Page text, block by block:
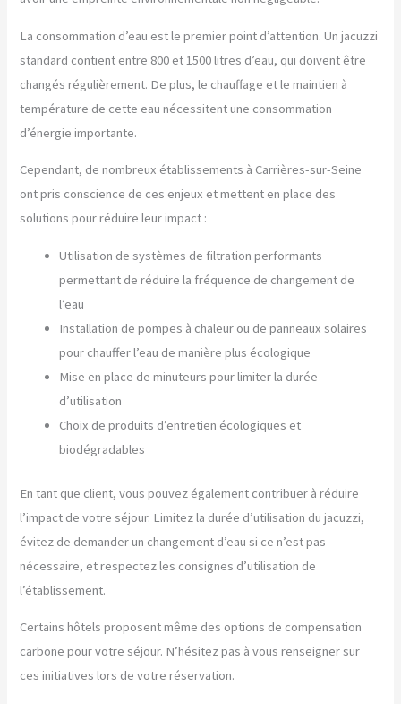
La consommation d’eau est le premier point d’attention. Un jacuzzi
standard contient entre 800 et 1500 litres d’eau, qui doivent être
changés régulièrement. De plus, le chauffage et le maintien à
température de cette eau nécessitent une consommation
d’énergie importante.
Cependant, de nombreux établissements à Carrières-sur-Seine
ont pris conscience de ces enjeux et mettent en place des
solutions pour réduire leur impact :
Utilisation de systèmes de filtration performants
permettant de réduire la fréquence de changement de
l’eau
Installation de pompes à chaleur ou de panneaux solaires
pour chauffer l’eau de manière plus écologique
Mise en place de minuteurs pour limiter la durée
d’utilisation
Choix de produits d’entretien écologiques et
biodégradables
En tant que client, vous pouvez également contribuer à réduire
l’impact de votre séjour. Limitez la durée d’utilisation du jacuzzi,
évitez de demander un changement d’eau si ce n’est pas
nécessaire, et respectez les consignes d’utilisation de
l’établissement.
Certains hôtels proposent même des options de compensation
carbone pour votre séjour. N’hésitez pas à vous renseigner sur
ces initiatives lors de votre réservation.